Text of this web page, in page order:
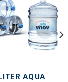
Toevoegen
aan
wenslijst
AQUA